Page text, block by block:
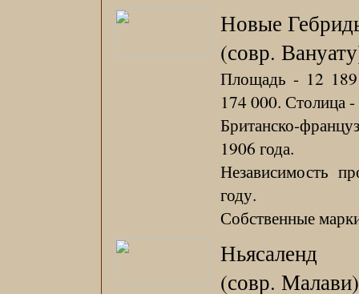
Новые
(совр.
Площадь - 12
174 000. Столица
Британско-
1906 года.
Независимость
году.
Собственные
Ньясаленд
(совр. Малави)